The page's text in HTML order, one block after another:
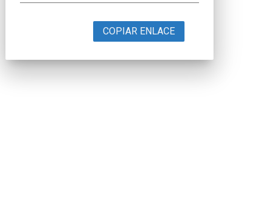
COPIAR ENLACE